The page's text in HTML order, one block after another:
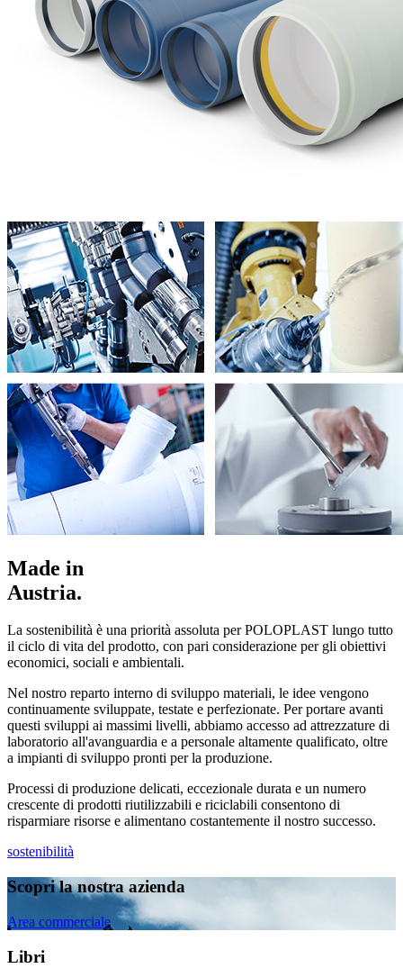
Made in
Austria.
La sostenibilità è una priorità assoluta per POLOPLAST lungo tutto
il ciclo di vita del prodotto, con pari considerazione per gli obiettivi
economici, sociali e ambientali.
Nel nostro reparto interno di sviluppo materiali, le idee vengono
continuamente sviluppate, testate e perfezionate. Per portare avanti
questi sviluppi ai massimi livelli, abbiamo accesso ad attrezzature di
laboratorio all'avanguardia e a personale altamente qualificato, oltre
a impianti di sviluppo pronti per la produzione.
Processi di produzione delicati, eccezionale durata e un numero
crescente di prodotti riutilizzabili e riciclabili consentono di
risparmiare risorse e alimentano costantemente il nostro successo.
sostenibilità
Scopri la nostra azienda
Area commerciale
Libri